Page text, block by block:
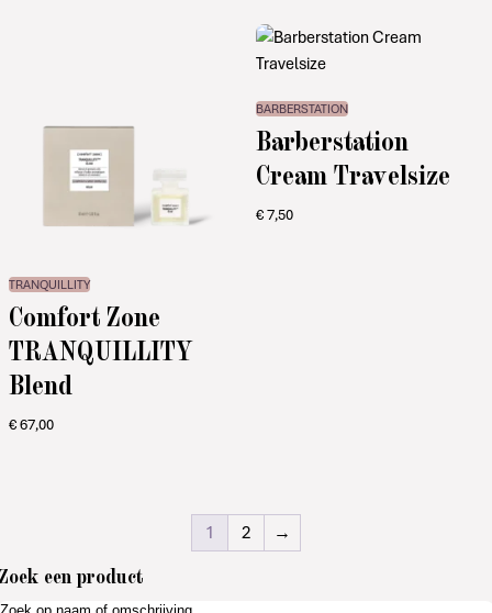
TRANQUILLITY
Comfort Zone
TRANQUILLITY
Blend
€67,00
BARBERSTATION
Barberstation
Cream Travelsize
€7,50
1 2 →
een product